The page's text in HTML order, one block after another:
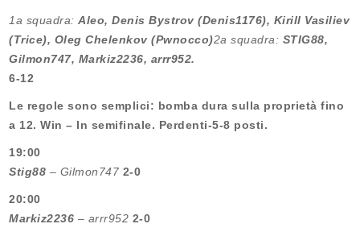
1a squadra:Aleo, Denis Bystrov (Denis1176), Kirill Vasiliev
(Trice), Oleg Chelenkov (Pwnocco)2a squadra: STIG88,
Gilmon747, Markiz2236, arrr952.
6-12
Le regole sono semplici: bomba dura sulla proprietà fino
a 12. Win – In semifinale. Perdenti-5-8 posti.
19:00
Stig88 – Gilmon747 2-0
20:00
Markiz2236 – arrr952 2-0